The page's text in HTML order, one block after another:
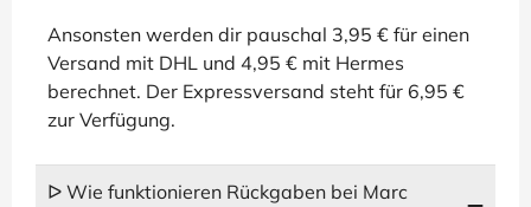
Ansonsten werden dir pauschal 3,95 € für einen
Versand mit DHL und 4,95 € mit Hermes
berechnet. Der Expressversand steht für 6,95 €
zur Verfügung.
ᐅ Wie funktionieren Rückgaben bei Marc